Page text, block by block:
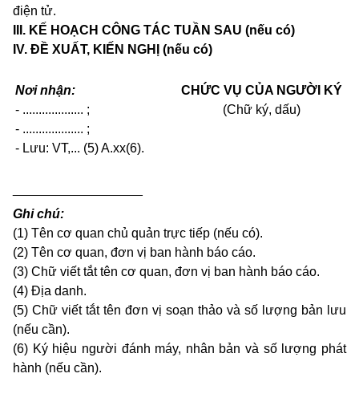
điện tử.
III. KẾ HOẠCH CÔNG TÁC TUẦN SAU (nếu có)
IV. ĐỀ XUẤT, KIẾN NGHỊ (nếu có)
Nơi nhận:
- ................... ;
- ................... ;
- Lưu: VT,... (5) A.xx(6).
CHỨC VỤ CỦA NGƯỜI KÝ
(Chữ ký, dấu)
Ghi chú:
(1) Tên cơ quan chủ quản trực tiếp (nếu có).
(2) Tên cơ quan, đơn vị ban hành báo cáo.
(3) Chữ viết tắt tên cơ quan, đơn vị ban hành báo cáo.
(4) Địa danh.
(5) Chữ viết tắt tên đơn vị soạn thảo và số lượng bản lưu
(nếu cần).
(6) Ký hiệu người đánh máy, nhân bản và số lượng phát
hành (nếu cần).